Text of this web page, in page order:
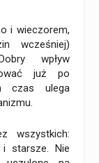
i wieczorem,
wcześniej)
wpływ
już po
czas ulega
wszystkich:
i starsze. Nie